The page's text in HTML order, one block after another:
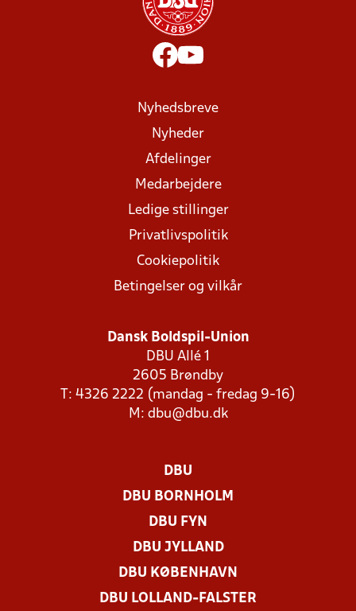
Nyhedsbreve
Nyheder
Afdelinger
Medarbejdere
Ledige stillinger
Privatlivspolitik
Cookiepolitik
Betingelser og vilkår
Dansk Boldspil-Union
DBU Allé 1
2605 Brøndby
T: 4326 2222 (mandag - fredag 9-16)
M: dbu@dbu.dk
DBU
DBU BORNHOLM
DBU FYN
DBU JYLLAND
DBU KØBENHAVN
DBU LOLLAND-FALSTER